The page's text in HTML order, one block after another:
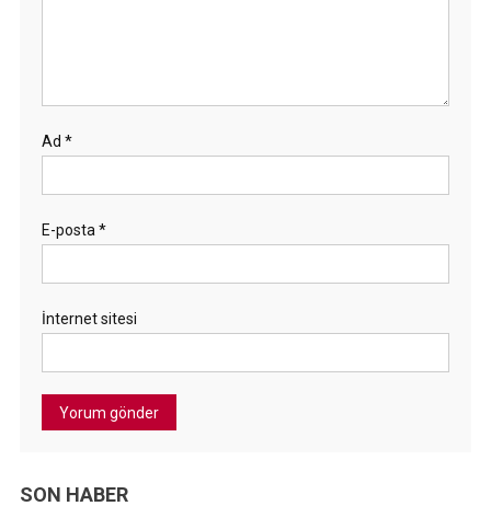
Ad *
E-posta *
İnternet sitesi
SON HABER